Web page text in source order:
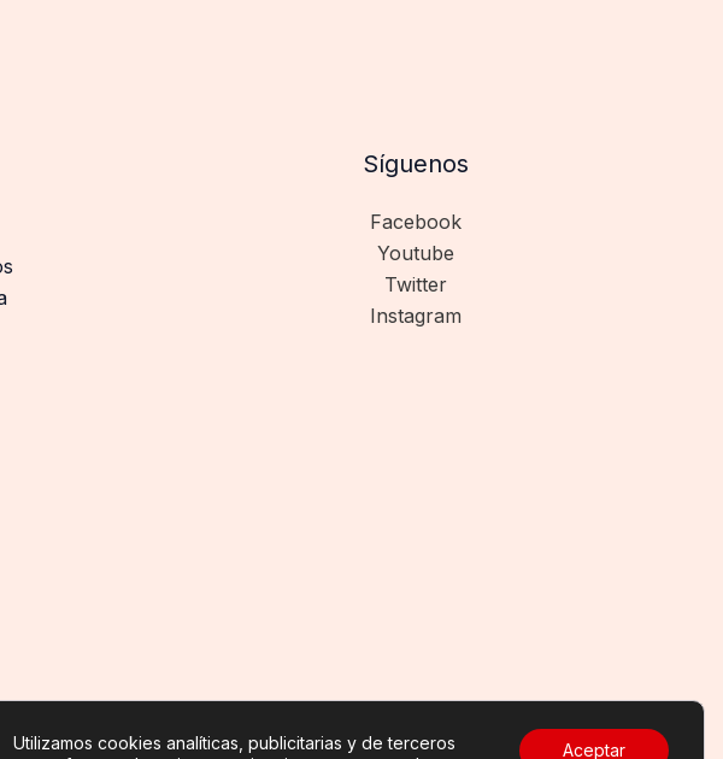
Síguenos
Facebook
Youtube
Twitter
Instagram
Utilizamos cookies analíticas, publicitarias y de terceros
Aceptar